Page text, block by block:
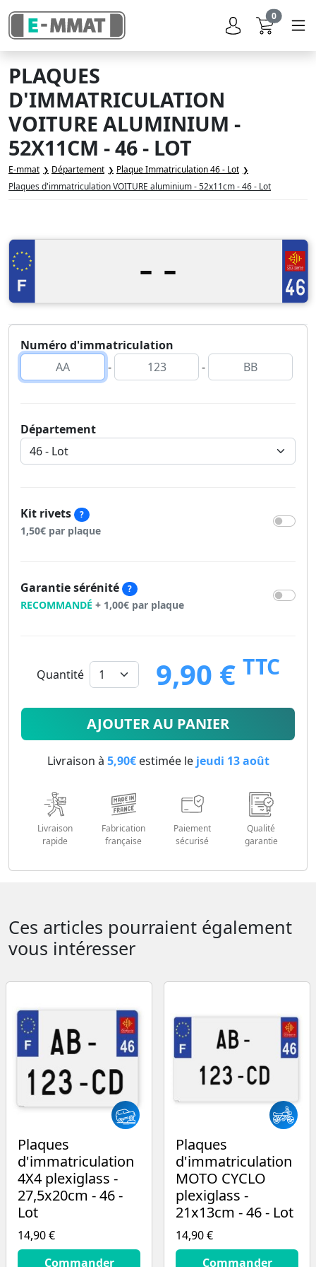
0
PLAQUES
D'IMMATRICULATION
VOITURE ALUMINIUM -
52X11CM - 46 - LOT
E-mmat Département
Plaque Immatriculation 46 - Lot
Plaques d'immatriculation VOITURE aluminium - 52x11cm - 46 - Lot
- -
Numéro d'immatriculation
-
-
Département
Kit rivets ?
1,50€ par plaque
Garantie sérénité ?
RECOMMANDÉ + 1,00€ par plaque
Quantité 9,90 € TTC
9.9 €
AJOUTER AU PANIER
Livraison à 5,90€estimée le jeudi 13 août
Livraison
rapide
Fabrication
française
Paiement
sécurisé
Qualité
garantie
Ces articles pourraient également
vous intéresser
Plaques
d'immatriculation
4X4 plexiglass -
27,5x20cm - 46 -
Lot
14,90 €
14.9
€Commander
Plaques
d'immatriculation
MOTO CYCLO
plexiglass -
21x13cm - 46 - Lot
14,90 €
14.9
€Commander